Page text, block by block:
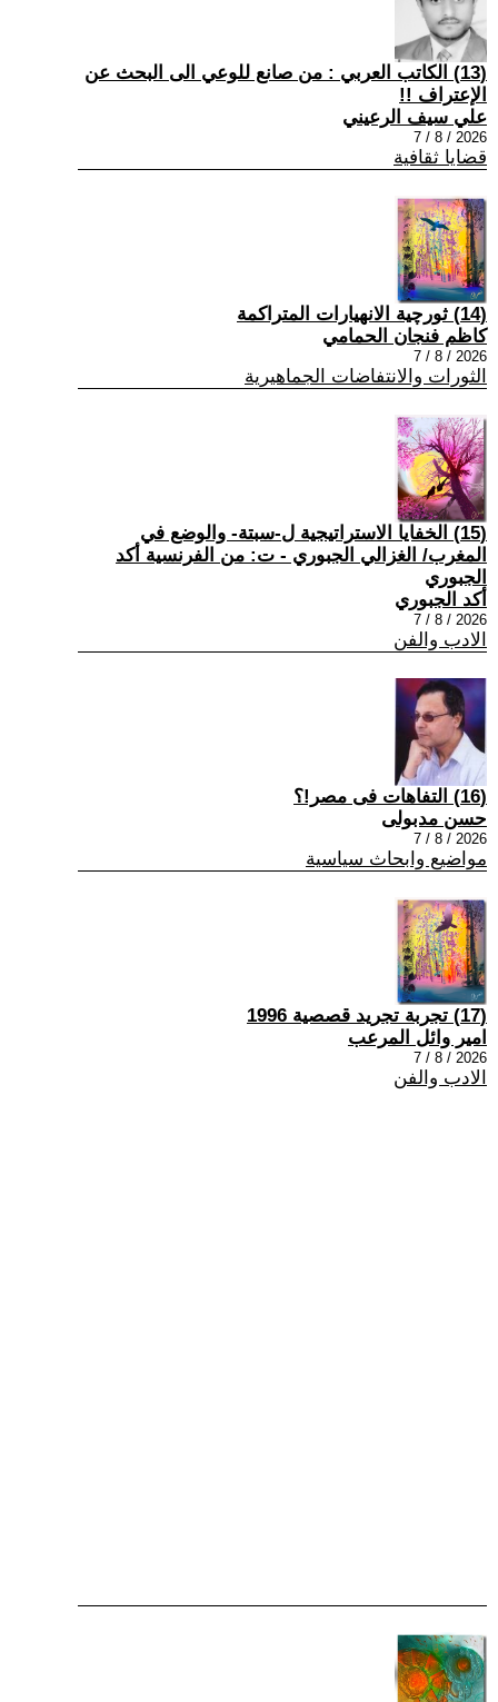
(13) الكاتب العربي : من صانع للوعي الى البحث عن
الإعتراف !!
علي سيف الرعيني
2026 / 8 / 7
قضايا ثقافية
(14) ثورچية الانهيارات المتراكمة
كاظم فنجان الحمامي
2026 / 8 / 7
الثورات والانتفاضات الجماهيرية
(15) الخفايا الاستراتيجية ل-سبتة- والوضع في
المغرب/ الغزالي الجبوري - ت: من الفرنسية أكد
الجبوري
أكد الجبوري
2026 / 8 / 7
الادب والفن
(16) التفاهات فى مصر!؟
حسن مدبولى
2026 / 8 / 7
مواضيع وابحاث سياسية
(17) تجربة تجريد قصصية 1996
امير وائل المرعب
2026 / 8 / 7
الادب والفن